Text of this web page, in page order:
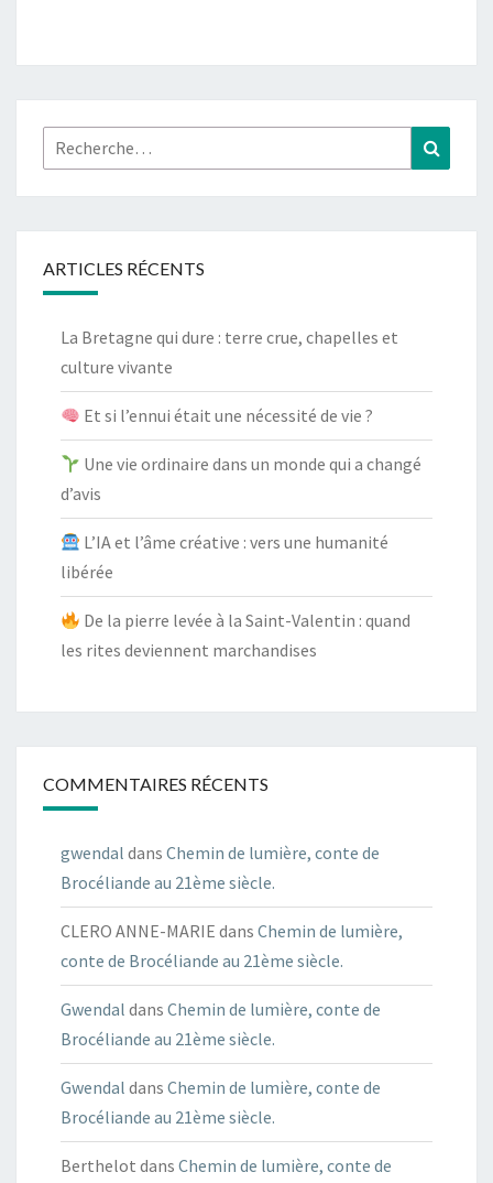
Rechercher :
ARTICLES RÉCENTS
La Bretagne qui dure : terre crue, chapelles et
culture vivante
Et si l’ennui était une nécessité de vie ?
Une vie ordinaire dans un monde qui a changé
d’avis
L’IA et l’âme créative : vers une humanité
libérée
De la pierre levée à la Saint-Valentin : quand
les rites deviennent marchandises
COMMENTAIRES RÉCENTS
gwendal dans Chemin de lumière, conte de
Brocéliande au 21ème siècle.
CLERO ANNE-MARIE dans Chemin de lumière,
conte de Brocéliande au 21ème siècle.
Gwendal dans Chemin de lumière, conte de
Brocéliande au 21ème siècle.
Gwendal dans Chemin de lumière, conte de
Brocéliande au 21ème siècle.
Berthelot dans Chemin de lumière, conte de